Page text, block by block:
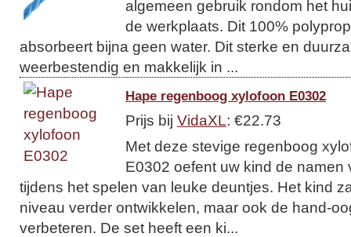
algemeen gebruik rondom het
de werkplaats. Dit 100%
absorbeert bijna geen water. Dit sterke en
weerbestendig en makkelijk in ...
Hape regenboog xylofoon E0302
Prijs bij VidaXL: €22.73
Met deze stevige regenboog
E0302 oefent uw kind de namen
tijdens het spelen van leuke deuntjes. Het kind
niveau verder ontwikkelen, maar ook de hand-
verbeteren. De set heeft een ki...